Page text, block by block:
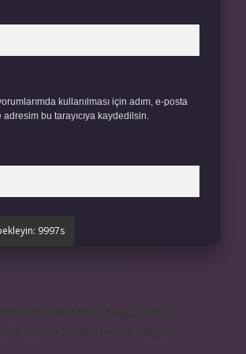
kullanılması için adım, e-posta
bu tarayıcıya kaydedilsin.